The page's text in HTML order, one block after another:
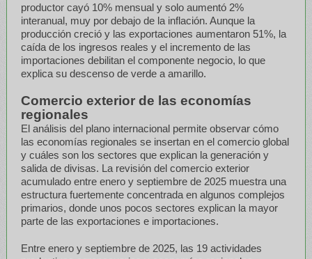
productor cayó 10% mensual y solo aumentó 2%
interanual, muy por debajo de la inflación. Aunque la
producción creció y las exportaciones aumentaron 51%, la
caída de los ingresos reales y el incremento de las
importaciones debilitan el componente negocio, lo que
explica su descenso de verde a amarillo.
Comercio exterior de las economías
regionales
El análisis del plano internacional permite observar cómo
las economías regionales se insertan en el comercio global
y cuáles son los sectores que explican la generación y
salida de divisas. La revisión del comercio exterior
acumulado entre enero y septiembre de 2025 muestra una
estructura fuertemente concentrada en algunos complejos
primarios, donde unos pocos sectores explican la mayor
parte de las exportaciones e importaciones.
Entre enero y septiembre de 2025, las 19 actividades